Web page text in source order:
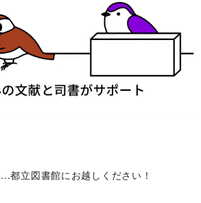
都立図書館にお越しください！